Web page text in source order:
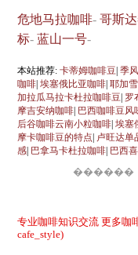
危地马拉咖啡-哥斯
标-蓝山一号-
本站推荐:卡蒂姆咖啡豆 |季
咖啡 |埃塞俄比亚咖啡 |耶加
加拉瓜马拉卡杜拉咖啡豆 罗
摩吉安纳咖啡 巴西咖啡豆风
后谷咖啡云南小粒咖啡 |埃塞
摩卡咖啡豆的特点 卢旺达单
感 巴拿马卡杜拉咖啡 巴西
������
专业咖啡知识交流 更多咖
cafe_style)